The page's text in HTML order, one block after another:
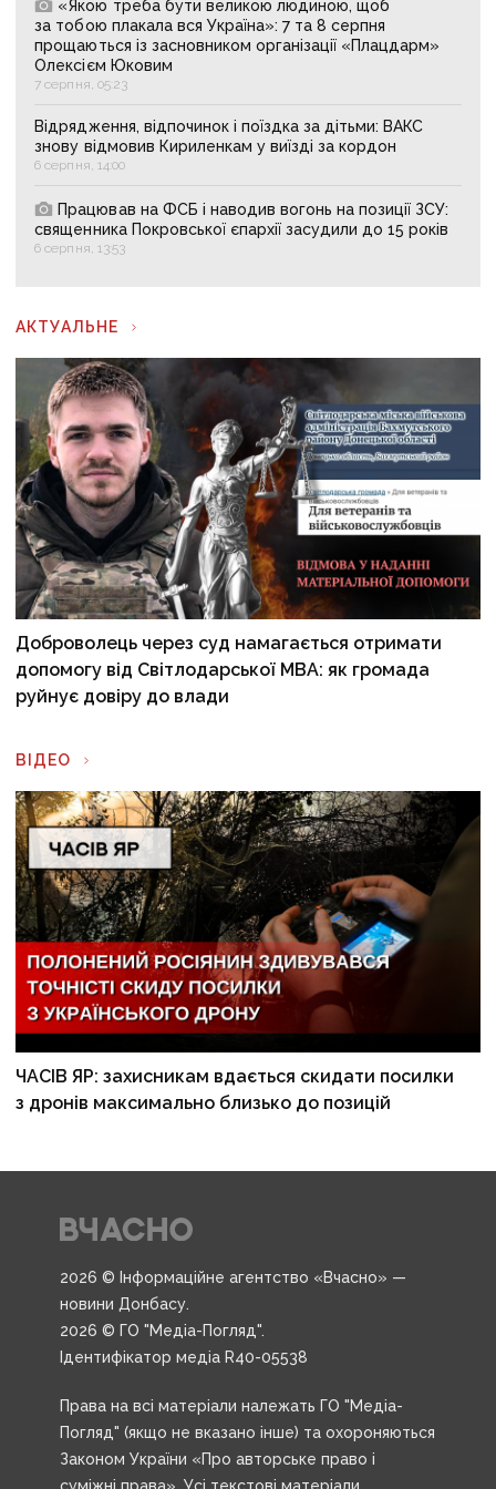
«Якою треба бути великою людиною, щоб
за тобою плакала вся Україна»: 7 та 8 серпня
прощаються із засновником організації «Плацдарм»
Олексієм Юковим
7 серпня, 05:23
Відрядження, відпочинок і поїздка за дітьми: ВАКС
знову відмовив Кириленкам у виїзді за кордон
6 серпня, 14:00
Працював на ФСБ і наводив вогонь на позиції ЗСУ:
священника Покровської єпархії засудили до 15 років
6 серпня, 13:53
АКТУАЛЬНЕ
Доброволець через суд намагається отримати
допомогу від Світлодарської МВА: як громада
руйнує довіру до влади
ВІДЕО
ЧАСІВ ЯР: захисникам вдається скидати посилки
з дронів максимально близько до позицій
2026 © Інформаційне агентство «Вчасно» —
новини Донбасу.
2026 © ГО "Медіа-Погляд".
Ідентифікатор медіа R40-05538
Права на всі матеріали належать ГО "Медіа-
Погляд" (якщо не вказано інше) та охороняються
Законом України «Про авторське право і
суміжні права». Усі текстові матеріали